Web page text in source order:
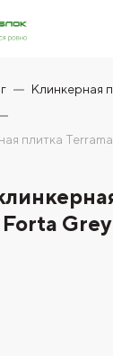
Клинкерная
плитка